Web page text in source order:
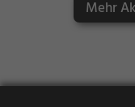
Mehr